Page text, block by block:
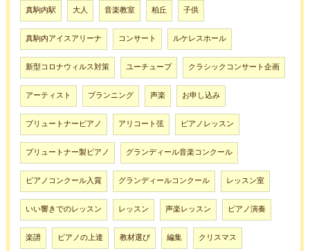
真駒内駅 大人 音楽教室 柏丘 子供
真駒内アイスアリーナ コンサート ルケレスホール
新型コロナウィルス対策 ユーチューブ クラシックコンサート企画
アーティスト プランニング 声楽 お申し込み
ブリュートナーピアノ アリコート弦 ピアノレッスン
ブリュートナー製ピアノ グランディール音楽コンクール
ピアノコンクール入賞 グランディールコンクール レッスン室
いい響きでのレッスン レッスン 声楽レッスン ピアノ演奏
楽譜 ピアノの上達 教材選び 編集 クリスマス